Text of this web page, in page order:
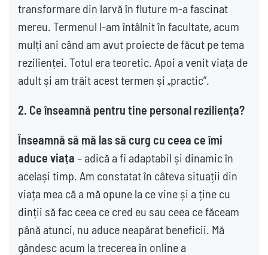
transformare din larvă în fluture m-a fascinat
mereu. Termenul l-am întâlnit în facultate, acum
mulți ani când am avut proiecte de făcut pe tema
rezilienței. Totul era teoretic. Apoi a venit viața de
adult și am trăit acest termen și „practic”.
2. Ce înseamnă pentru tine personal reziliența?
Înseamnă să mă las să curg cu ceea ce îmi
aduce viața – adică a fi adaptabil și dinamic în
același timp. Am constatat în câteva situații din
viața mea că a mă opune la ce vine și a ține cu
dinții să fac ceea ce cred eu sau ceea ce făceam
până atunci, nu aduce neapărat beneficii. Mă
gândesc acum la trecerea în online a